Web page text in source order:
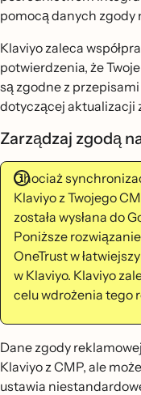
pomocą danych zgody
Klaviyo zaleca
potwierdzenia, że
są zgodne z
dotyczącej aktualizacji
Zarządzaj zgodą
Chociaż
Klaviyo z Twojego
została wysłana do
Poniższe
OneTrust w
w Klaviyo. Klaviyo
celu wdrożenia tego
Dane zgody
Klaviyo z CMP, ale
ustawia